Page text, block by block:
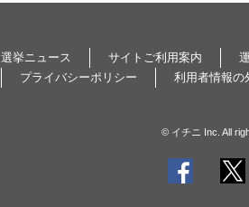
選挙ニュース サイトご利用案内
プライバシーポリシー
利用者情報の
© イチニ Inc. All